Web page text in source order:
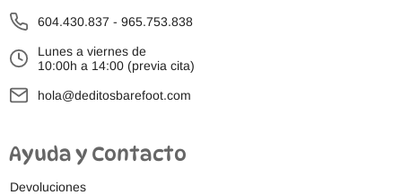
604.430.837 - 965.753.838
Lunes a viernes de
10:00h a 14:00 (previa cita)
hola@deditosbarefoot.com
Ayuda y Contacto
Devoluciones